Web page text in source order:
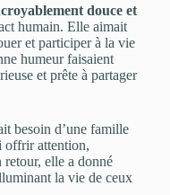
douce et
humain. Elle aimait
et participer à la vie
humeur faisaient
et prête à partager
besoin d’une famille
offrir attention,
retour, elle a donné
la vie de ceux